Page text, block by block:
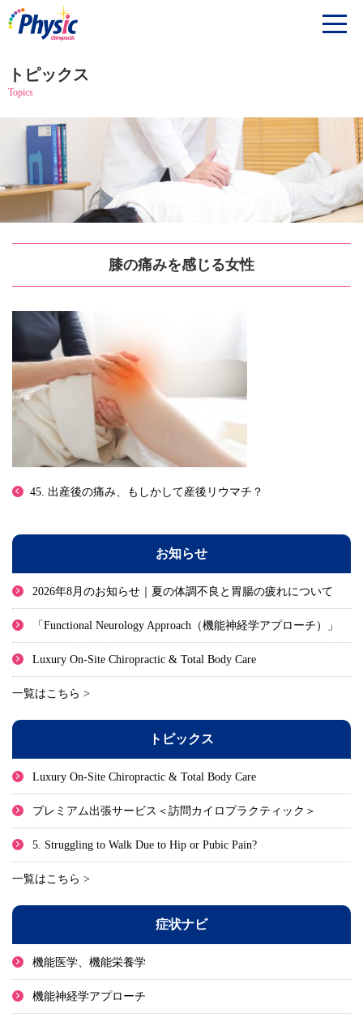
トピックス
Topics
膝の痛みを感じる女性
45. 出産後の痛み、もしかして産後リウマチ？
お知らせ
2026年8月のお知らせ｜夏の体調不良と胃腸の疲れについて
「Functional Neurology Approach（機能神経学アプローチ）」
Luxury On-Site Chiropractic & Total Body Care
一覧はこちら >
トピックス
Luxury On-Site Chiropractic & Total Body Care
プレミアム出張サービス＜訪問カイロプラクティック＞
5. Struggling to Walk Due to Hip or Pubic Pain?
一覧はこちら >
症状ナビ
機能医学、機能栄養学
機能神経学アプローチ